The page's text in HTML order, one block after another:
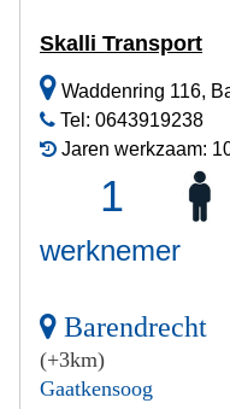
Skalli Transport
Waddenring 116,
Tel: 0643919238
Jaren werkzaam:
1
werknemer
Barendrecht
(+3km)
Gaatkensoog